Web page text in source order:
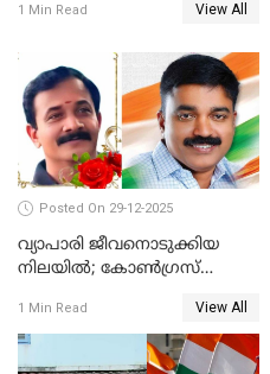
1 Min Read View All
Posted On 29-12-2025
വ്യാപാരി ജീവനൊടുക്കിയ
നിലയില്‍; കോണ്‍ഗ്രസ്
മാനസികപീഡനമെന്ന് കുറിപ്പ്
1 Min Read View All